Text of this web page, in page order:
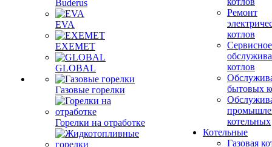
Buderus
EVA
EXEMET
GLOBAL
Газовые горелки
Горелки на отработке
Ремонт
котлов
Сервисное
котлов
бытовых
котельных
Котельные
Газовая